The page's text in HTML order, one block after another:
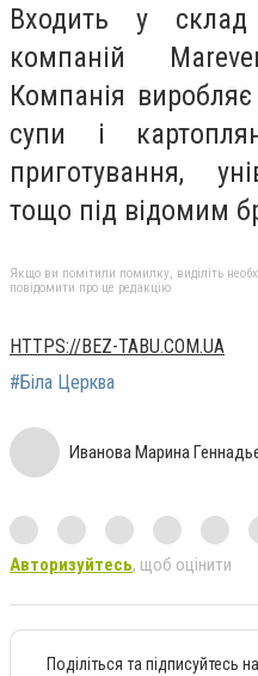
Входить у склад
компаній
Компанія
супи і
приготування,
тощо під відомим
Якщо ви помітили помилку, виділіть
повідомити про це редакцію
HTTPS://BEZ-TABU.COM.UA
#Біла Церква
Иванова Марина
Авторизуйтесь, щоб оцінити
Поділіться та підписуйтесь